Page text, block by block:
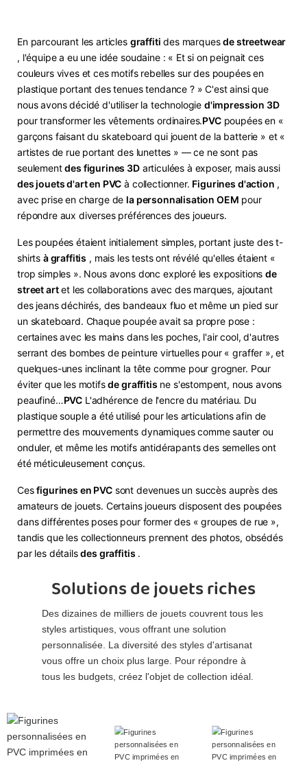
En parcourant les articles graffiti des marquesde streetwear
, l'équipe a eu une idée soudaine : « Et si on peignait ces
couleurs vives et ces motifs rebelles sur des poupées en
plastique portant des tenues tendance ? » C'est ainsi que
nous avons décidé d'utiliser la technologie d'impression 3D
pour transformer les vêtements ordinaires.​PVC​poupées en «
garçons faisant du skateboard qui jouent de la batterie » et «
artistes de rue portant des lunettes » — ce ne sont pas
seulementdes figurines 3Darticulées à exposer, mais aussi
des jouets d'art en PVC à collectionner. Figurines d'action ,
avec prise en charge de la personnalisation OEM pour
répondre aux diverses préférences des joueurs.
Les poupées étaient initialement simples, portant juste des t-
shirts à graffitis , mais les tests ont révélé qu'elles étaient «
trop simples ». Nous avons donc exploré les expositionsde
street artet les collaborations avec des marques, ajoutant
des jeans déchirés, des bandeaux fluo et même un pied sur
un skateboard. Chaque poupée avait sa propre pose :
certaines avec les mains dans les poches, l'air cool, d'autres
serrant des bombes de peinture virtuelles pour « graffer », et
quelques-unes inclinant la tête comme pour grogner. Pour
éviter que les motifsde graffitis ne s'estompent, nous avons
peaufiné…​PVC​ ​ L'adhérence de l'encre du matériau. Du
plastique souple a été utilisé pour les articulations afin de
permettre des mouvements dynamiques comme sauter ou
onduler, et même les motifs antidérapants des semelles ont
été méticuleusement conçus.
Cesfigurines en PVCsont devenues un succès auprès des
amateurs de jouets. Certains joueurs disposent des poupées
dans différentes poses pour former des « groupes de rue »,
tandis que les collectionneurs prennent des photos, obsédés
par les détailsdes graffitis .
Solutions de jouets riches
Des dizaines de milliers de jouets couvrent tous les
styles artistiques, vous offrant une solution
personnalisée. La diversité des styles d'artisanat
vous offre un choix plus large. Pour répondre à
tous les budgets, créez l'objet de collection idéal.